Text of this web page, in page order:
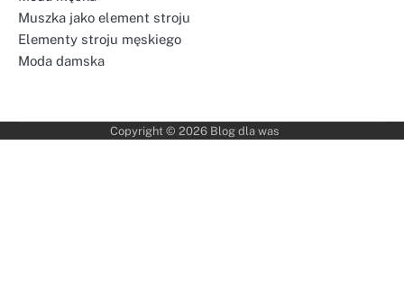
Muszka jako element stroju
Elementy stroju męskiego
Moda damska
Copyright © 2026 Blog dla was